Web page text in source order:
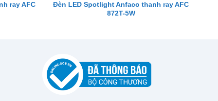
ray AFC
Đèn LED Spotlight Anfaco thanh ray AFC
872T-5W